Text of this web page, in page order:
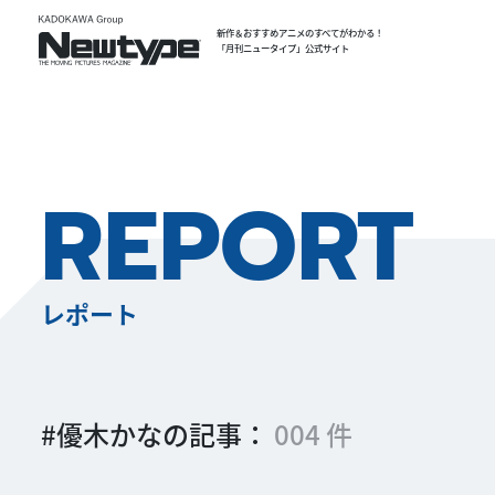
新作＆おすすめアニメのすべてがわかる！
「月刊ニュータイプ」公式サイト
REPORT
レポート
#優木かなの記事： 004 件